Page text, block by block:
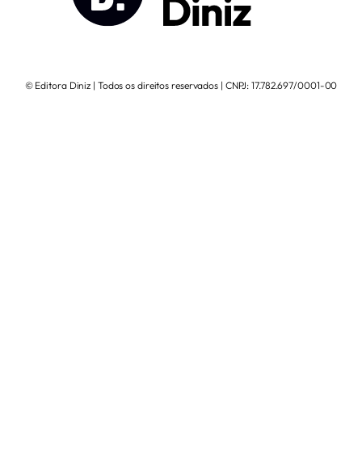
© Editora Diniz | Todos os direitos reservados | CNPJ: 17.782.697/0001-00